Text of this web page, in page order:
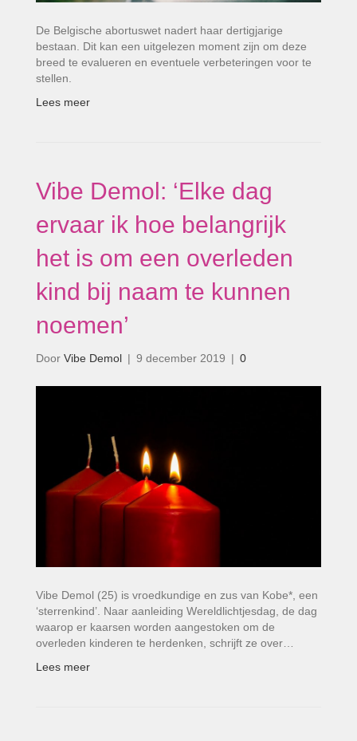
De Belgische abortuswet nadert haar dertigjarige
bestaan. Dit kan een uitgelezen moment zijn om deze
breed te evalueren en eventuele verbeteringen voor te
stellen.
Lees meer
Vibe Demol: ‘Elke dag
ervaar ik hoe belangrijk
het is om een overleden
kind bij naam te kunnen
noemen’
Door Vibe Demol | 9 december 2019 | 0
Vibe Demol (25) is vroedkundige en zus van Kobe*, een
‘sterrenkind’. Naar aanleiding Wereldlichtjesdag, de dag
waarop er kaarsen worden aangestoken om de
overleden kinderen te herdenken, schrijft ze over…
Lees meer